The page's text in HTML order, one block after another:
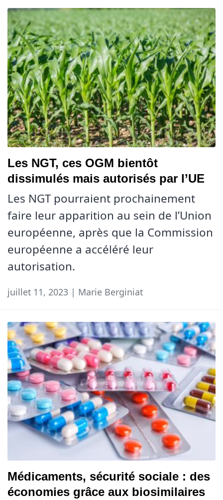
Les NGT, ces OGM bientôt
dissimulés mais autorisés par l’UE
Les NGT pourraient prochainement
faire leur apparition au sein de l’Union
européenne, après que la Commission
européenne a accéléré leur
autorisation.
juillet 11, 2023 | Marie Berginiat
Médicaments, sécurité sociale : des
économies grâce aux biosimilaires